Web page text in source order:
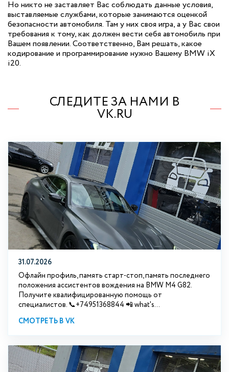
Но никто не заставляет Вас соблюдать данные условия,
выставляемые службами, которые занимаются оценкой
безопасности автомобиля. Там у них своя игра, а у Вас свои
требования к тому, как должен вести себя автомобиль при
Вашем появлении. Соответственно, Вам решать, какое
кодирование и программирование нужно Вашему BMW iX
i20.
СЛЕДИТЕ ЗА НАМИ В
VK.RU
31.07.2026
Офлайн профиль, память старт-стоп, память последнего
положения ассистентов вождения на BMW М4 G82.
Получите квалифицированную помощь от
специалистов. 📞+74951368844 📲 what's...
СМОТРЕТЬ В VK